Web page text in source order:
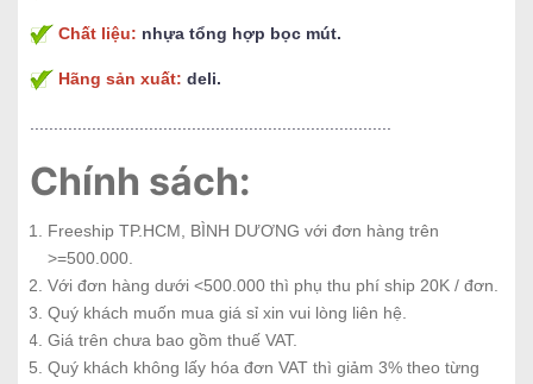
Chất liệu: nhựa tổng hợp bọc mút.
Hãng sản xuất: deli.
Chính sách:
Freeship TP.HCM, BÌNH DƯƠNG với đơn hàng trên
>=500.000.
Với đơn hàng dưới <500.000 thì phụ thu phí ship 20K / đơn.
Quý khách muốn mua giá sỉ xin vui lòng liên hệ.
Giá trên chưa bao gồm thuế VAT.
Quý khách không lấy hóa đơn VAT thì giảm 3% theo từng